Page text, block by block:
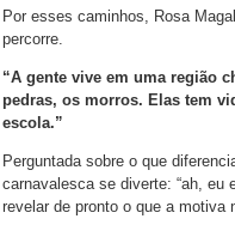
Por esses caminhos, Rosa
percorre.
“A gente vive em uma região
pedras, os morros. Elas tem
escola.”
Perguntada sobre o que
carnavalesca se diverte: “ah, eu
revelar de pronto o que a motiva